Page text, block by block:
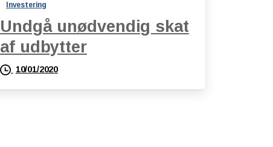
Investering
Undgå unødvendig skat
af udbytter
10/01/2020